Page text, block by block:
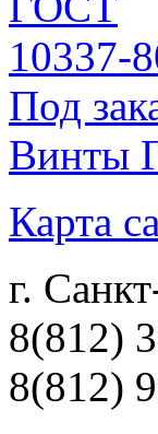
Под
Винты
Карта
г.
8(812)
8(812)